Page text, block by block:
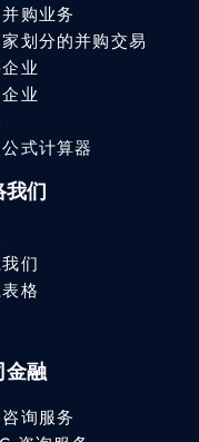
购业务
划分的并购交易
业
业
式计算器
我们
们
格
金融
询服务